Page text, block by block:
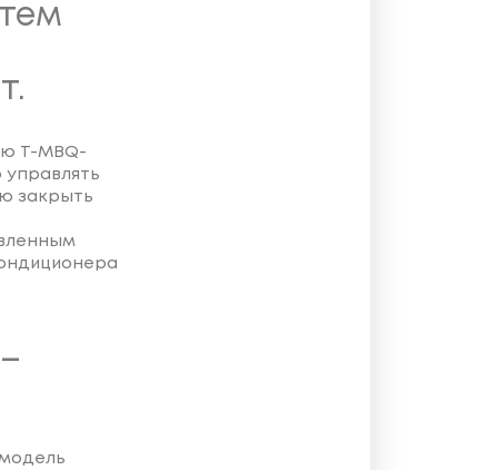
T-MBQ-
закрыть